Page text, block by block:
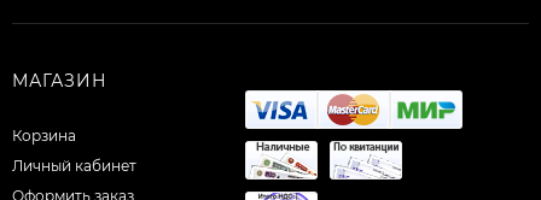
МАГАЗИН
Корзина
Личный кабинет
Оформить заказ